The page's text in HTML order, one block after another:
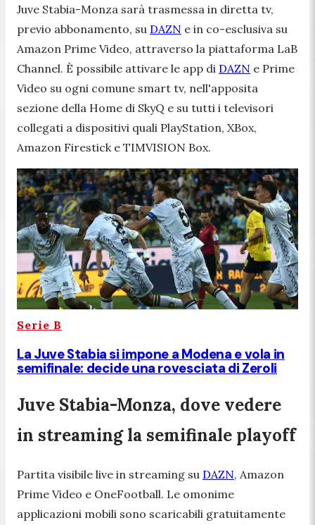
Juve Stabia-Monza sarà trasmessa in diretta tv,
previo abbonamento, su DAZN e in co-esclusiva su
Amazon Prime Video, attraverso la piattaforma LaB
Channel. È possibile attivare le app di DAZN e Prime
Video su ogni comune smart tv, nell'apposita
sezione della Home di SkyQ e su tutti i televisori
collegati a dispositivi quali PlayStation, XBox,
Amazon Firestick e TIMVISION Box.
Serie B
La Juve Stabia si impone a Modena e vola in
semifinale: decide una rovesciata di Zeroli
Juve Stabia-Monza, dove vedere
in streaming la semifinale playoff
Partita visibile live in streaming su DAZN, Amazon
Prime Video e OneFootball. Le omonime
applicazioni mobili sono scaricabili gratuitamente